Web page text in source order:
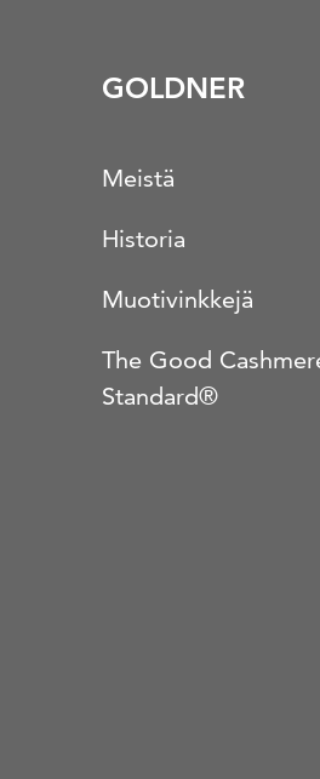
GOLDNER
Meistä
Historia
Muotivinkkejä
The Good
Standard®